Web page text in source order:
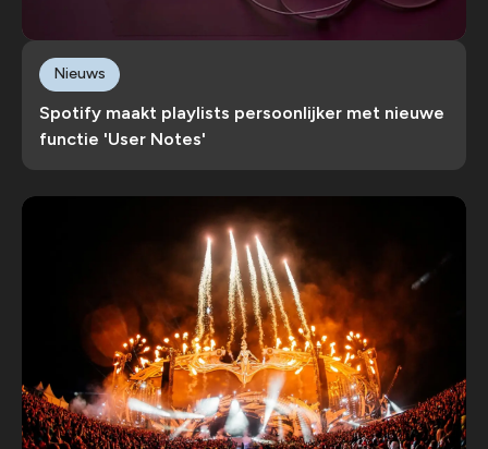
Spotify maakt playlists persoonlijker met nieuwe
functie 'User Notes'
Nieuws